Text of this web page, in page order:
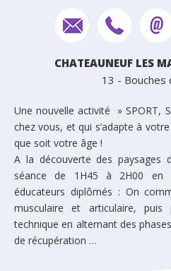
CHATEAUNEUF LES
13 - Bouches
Une nouvelle activité » SPORT,
chez vous, et qui s’adapte à
que soit votre âge !
A la découverte des paysages
séance de 1H45 à 2H00 en
éducateurs diplômés : On
musculaire et articulaire,
technique en alternant des
de récupération …